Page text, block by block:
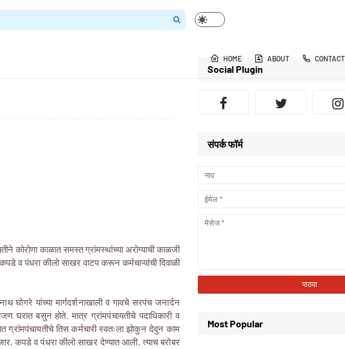
HOME ABOUT CONTACT
कोरोणा काळात समस्त ग्रांमस्थांच्या अरोग्याची काळजी
कपडे व पंधरा कीलो साखर वाटप करून कर्मचाऱ्यांची दिवाळी
घोगरे यांच्या मार्गदर्शनाखाली व गावचे सरपंच जनार्दन
घरात बसुन होते. मात्र ग्रांमपंचायतीचे पदाधिकारी व
ग्रांमपंचायतीचे तिस कर्मचारी स्वतःला झोकुन देवुन काम
कपडे व पंधरा कीलो साखर देण्यात आली. त्याच बरोबर
Social Plugin
संपर्क फॉर्म
Most Popular